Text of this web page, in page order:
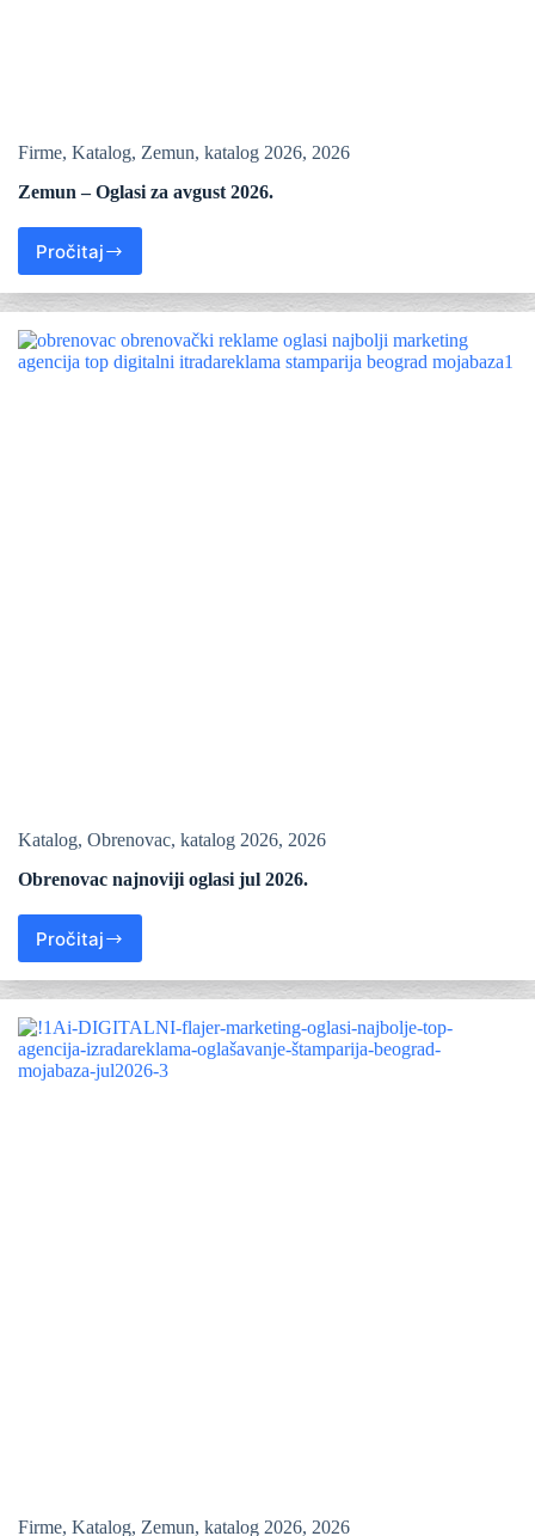
Firme, Katalog, Zemun, katalog 2026, 2026
Zemun – Oglasi za avgust 2026.
Pročitaj
Katalog, Obrenovac, katalog 2026, 2026
Obrenovac najnoviji oglasi jul 2026.
Pročitaj
Firme, Katalog, Zemun, katalog 2026, 2026